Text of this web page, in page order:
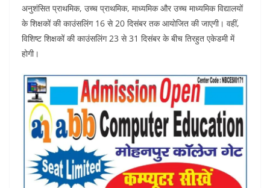
अनुशंसित प्राथमिक, उच्च प्राथमिक, माध्यमिक और उच्च माध्यमिक विद्यालयों
के शिक्षकों की काउंसलिंग 16 से 20 दिसंबर तक आयोजित की जाएगी। वहीं,
विशिष्ट शिक्षकों की काउंसलिंग 23 से 31 दिसंबर के बीच तिरहुत एकेडमी में
होगी।